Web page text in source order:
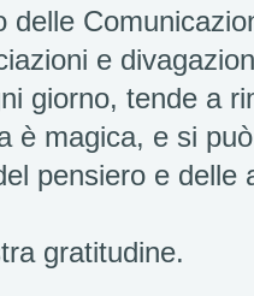
delle
e
giorno, tende a
è magica, e si
pensiero e
gratitudine.